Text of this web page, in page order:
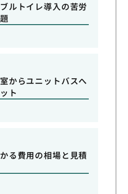
ルトイレ導入の苦労
からユニットバスへ
ト
る費用の相場と見積